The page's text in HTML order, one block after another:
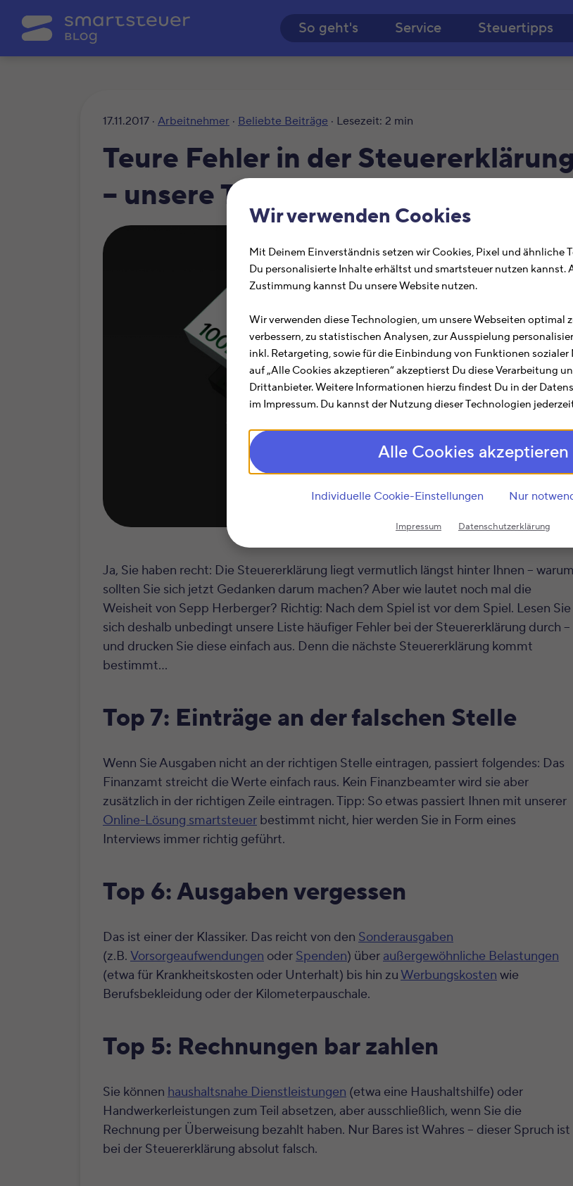
Wir verwenden Cookies
Mit Deinem Einverständnis setzen wir Cookies, Pixel und ähnliche
Du personalisierte Inhalte erhältst und smartsteuer nutzen kannst.
Zustimmung kannst Du unsere Website nutzen.
Wir verwenden diese Technologien, um unsere Webseiten optimal
verbessern, zu statistischen Analysen, zur Ausspielung
inkl. Retargeting, sowie für die Einbindung von Funktionen
auf „Alle Cookies akzeptieren“ akzeptierst Du diese Verarbeitung
Drittanbieter. Weitere Informationen hierzu findest Du in der
im Impressum. Du kannst der Nutzung dieser Technologien
Alle Cookies akzeptieren
Individuelle Cookie-Einstellungen Nur
Impressum Datenschutzerklärung
Zum
So geht's Service Steuertipps
17.11.2017 · Arbeitnehmer · Beliebte Beiträge · Lesezeit: 2 min
Teure Fehler in der Steuererklärung
– unsere Top 7
Ja, Sie haben recht: Die Steuererklärung liegt vermutlich längst hinter Ihnen – warum
sollten Sie sich jetzt Gedanken darum machen? Aber wie lautet noch mal die
Weisheit von Sepp Herberger? Richtig: Nach dem Spiel ist vor dem Spiel. Lesen Sie
sich deshalb unbedingt unsere Liste häufiger Fehler bei der Steuererklärung durch –
und drucken Sie diese einfach aus. Denn die nächste Steuererklärung kommt
bestimmt…
Top 7: Einträge an der falschen Stelle
Wenn Sie Ausgaben nicht an der richtigen Stelle eintragen, passiert folgendes: Das
Finanzamt streicht die Werte einfach raus. Kein Finanzbeamter wird sie aber
zusätzlich in der richtigen Zeile eintragen. Tipp: So etwas passiert Ihnen mit unserer
Online-Lösung smartsteuer bestimmt nicht, hier werden Sie in Form eines
Interviews immer richtig geführt.
Top 6: Ausgaben vergessen
Das ist einer der Klassiker. Das reicht von den Sonderausgaben
(z.B. Vorsorgeaufwendungen oder Spenden) über außergewöhnliche Belastungen
(etwa für Krankheitskosten oder Unterhalt) bis hin zuWerbungskosten wie
Berufsbekleidung oder der Kilometerpauschale.
Top 5: Rechnungen bar zahlen
Sie können haushaltsnahe Dienstleistungen (etwa eine Haushaltshilfe) oder
Handwerkerleistungen zum Teil absetzen, aber ausschließlich, wenn Sie die
Rechnung per Überweisung bezahlt haben. Nur Bares ist Wahres – dieser Spruch ist
bei der Steuererklärung absolut falsch.